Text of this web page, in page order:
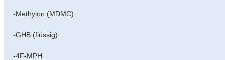
-Methylon (MDMC)
-GHB (flüssig)
-4F-MPH